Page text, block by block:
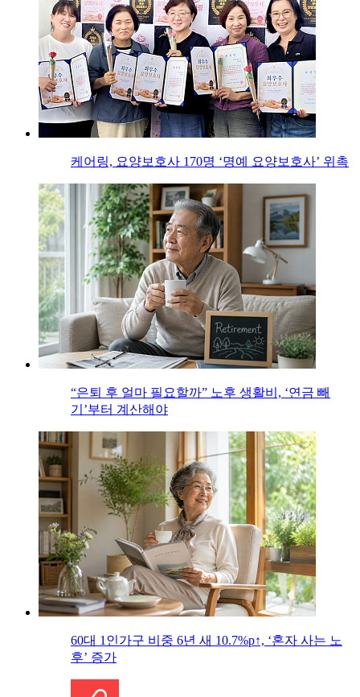
케어링, 요양보호사 170명 ‘명예 요양보호사’ 위촉
“은퇴 후 얼마 필요할까” 노후 생활비, ‘연금 빼
기’부터 계산해야
60대 1인가구 비중 6년 새 10.7%p↑, ‘혼자 사는 노
후’ 증가